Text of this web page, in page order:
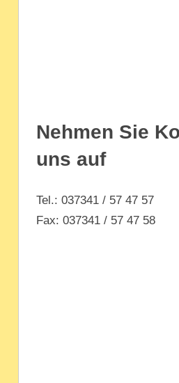
Nehmen Sie
uns auf
Tel.: 037341 / 57 47 57
Fax: 037341 / 57 47 58